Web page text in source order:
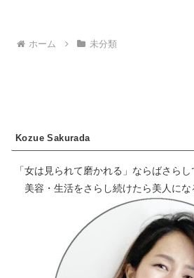
ホーム 未分類
Kozue Sakurada
「女は見られて磨かれる」ならばさら
美容・生活をさらし続けたら美人に